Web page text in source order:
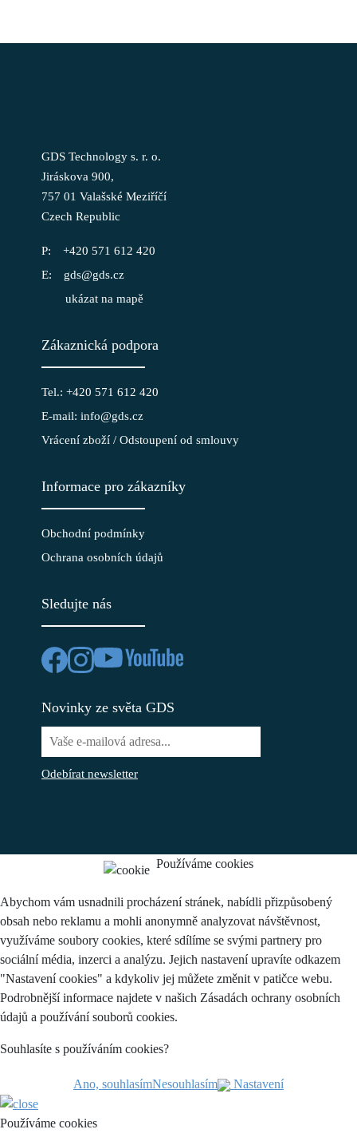
GDS Technology s. r. o.
Jiráskova 900,
757 01 Valašské Meziříčí
Czech Republic
+420 571 612 420
gds@gds.cz
ukázat na mapě
Zákaznická podpora
Tel.: +420 571 612 420
E-mail: info@gds.cz
Vrácení zboží / Odstoupení od smlouvy
Informace pro zákazníky
Obchodní podmínky
Ochrana osobních údajů
Sledujte nás
Novinky ze světa GDS
Odebírat newsletter
Používáme cookies
Abychom vám usnadnili procházení stránek, nabídli přizpůsobený
obsah nebo reklamu a mohli anonymně analyzovat návštěvnost,
využíváme soubory cookies, které sdílíme se svými partnery pro
sociální média, inzerci a analýzu. Jejich nastavení upravíte odkazem
"Nastavení cookies" a kdykoliv jej můžete změnit v patičce webu.
Podrobnější informace najdete v našich Zásadách ochrany osobních
údajů a používání souborů cookies.
Souhlasíte s používáním cookies?
Ano, souhlasímNesouhlasím Nastavení
Používáme cookies